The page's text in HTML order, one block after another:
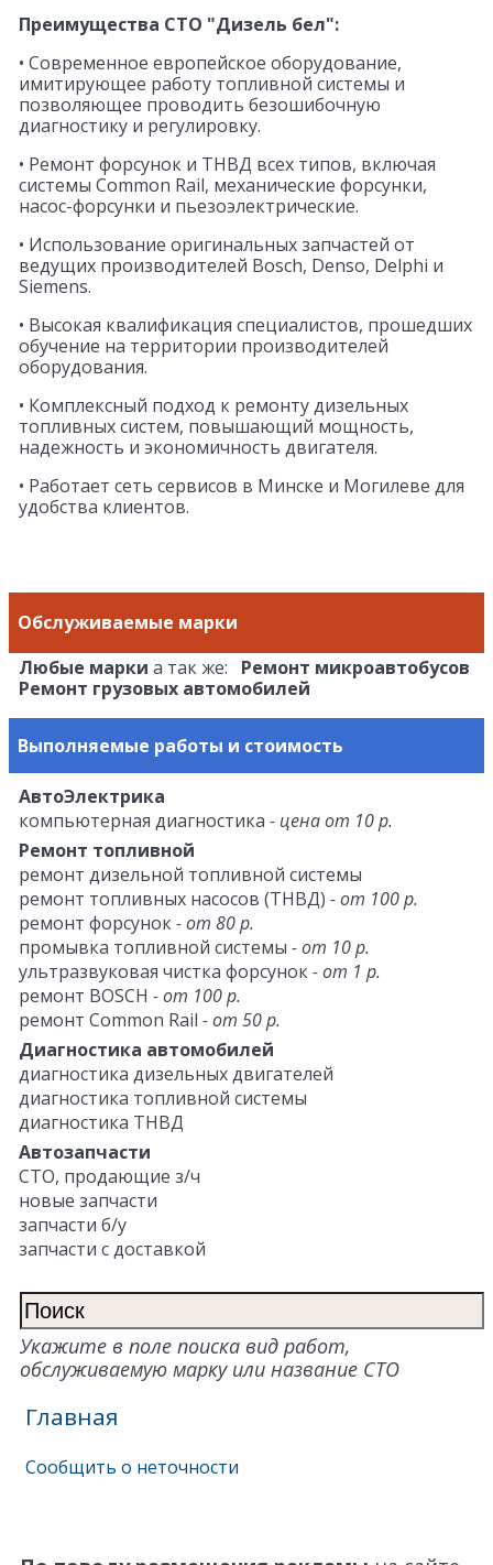
Преимущества СТО "Дизель бел":
• Современное европейское оборудование,
имитирующее работу топливной системы и
позволяющее проводить безошибочную
диагностику и регулировку.
• Ремонт форсунок и ТНВД всех типов, включая
системы Common Rail, механические форсунки,
насос-форсунки и пьезоэлектрические.
• Использование оригинальных запчастей от
ведущих производителей Bosch, Denso, Delphi и
Siemens.
• Высокая квалификация специалистов, прошедших
обучение на территории производителей
оборудования.
• Комплексный подход к ремонту дизельных
топливных систем, повышающий мощность,
надежность и экономичность двигателя.
• Работает сеть сервисов в Минске и Могилеве для
удобства клиентов.
Обслуживаемые марки
Любые марки а так же: Ремонт микроавтобусов
Ремонт грузовых автомобилей
Выполняемые работы и стоимость
АвтоЭлектрика
компьютерная диагностика - цена от 10 р.
Ремонт топливной
ремонт дизельной топливной системы
ремонт топливных насосов (ТНВД) - от 100 р.
ремонт форсунок- от 80 р.
промывка топливной системы - от 10 р.
ультразвуковая чистка форсунок- от 1 р.
ремонт BOSCH - от 100 р.
ремонт Common Rail - от 50 р.
Диагностика автомобилей
диагностика дизельных двигателей
диагностика топливной системы
диагностика ТНВД
Автозапчасти
СТО, продающие з/ч
новые запчасти
запчасти б/у
запчасти с доставкой
Укажите в поле поиска вид работ,
обслуживаемую марку или название СТО
Главная
Сообщить о неточности